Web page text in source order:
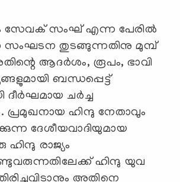
സേവക് സംഘ് എന്ന പേരില്‍
സംഘടന തുടങ്ങുന്നതിനു മുമ്പ്
ആദര്‍ശം, രൂപം, ഭാവി
ബന്ധപ്പെട്ട്
ദീര്‍ഘമായ ചര്‍ച്ച
പ്രമുഖനായ ഹിന്ദു നേതാവും
ദേശീയവാദിയുമായ
രാജ്യം
ഹിന്ദു യുവ
അതിനെ